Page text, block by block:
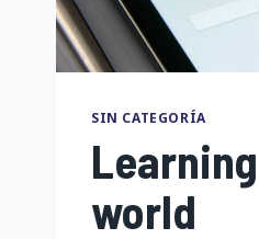
SIN CATEGORÍA
world